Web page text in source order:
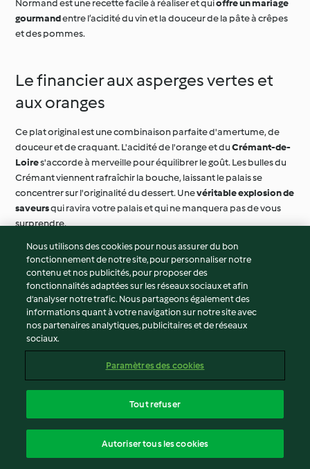
Le financier aux asperges vertes et
douceur et de craquant. L'acidité de l'orange et du
s'accorde à merveille pour équilibrer le goût. Les bulles du
Crémant viennent rafraîchir la bouche, laissant le palais se
concentrer sur l'originalité du dessert. Une
véritable explosion de
saveurs
qui ravira votre palais et qui ne manquera pas de vous
Nous utilisons des cookies pour nous assurer du bon
fonctionnement de notre site, pour personnaliser notre
contenu et nos publicités, pour proposer des
fonctionnalités adaptées sur les réseaux sociaux et afin
d’analyser notre trafic. Nous partageons également des
informations quant à votre navigation sur notre site avec
nos partenaires analytiques, publicitaires et de réseaux
sociaux.
Paramètres des cookies
Tout refuser
Autoriser tous les cookies